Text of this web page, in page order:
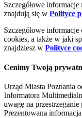
Szczegółowe
znajdują się w Polityce
Szczegółowe
cookies, a także w jaki
znajdziesz w Polityce
Cenimy Twoją
Urząd Miasta Poznania
Informatora
uwagę na
Prezentowana